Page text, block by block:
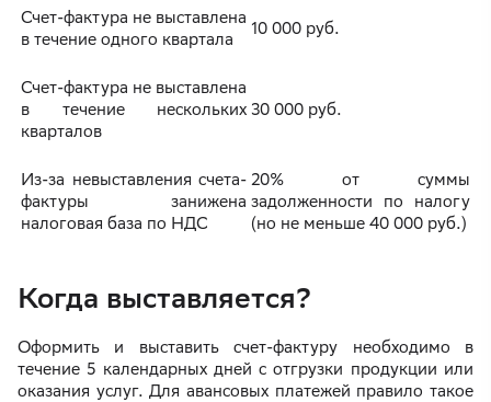
Счет-фактура не выставлена
в течение одного квартала
10 000 руб.
Счет-фактура не выставлена
в течение нескольких
кварталов
30 000 руб.
Из-за невыставления счета-
фактуры занижена
налоговая база по НДС
20% от суммы
задолженности по налогу
(но не меньше 40 000 руб.)
Когда выставляется?
Оформить и выставить счет-фактуру необходимо в
течение 5 календарных дней с отгрузки продукции или
оказания услуг. Для авансовых платежей правило такое